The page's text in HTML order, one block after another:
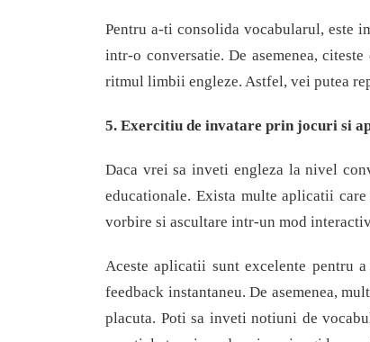
Pentru a-ti consolida vocabularul, este
intr-o conversatie. De asemenea,
ritmul limbii engleze. Astfel, vei putea
5. Exercitiu de invatare prin jocuri si
Daca vrei sa inveti engleza la nivel
educationale. Exista multe aplicatii
vorbire si ascultare intr-un mod
Aceste aplicatii sunt excelente pentru
feedback instantaneu. De asemenea,
placuta. Poti sa inveti notiuni de